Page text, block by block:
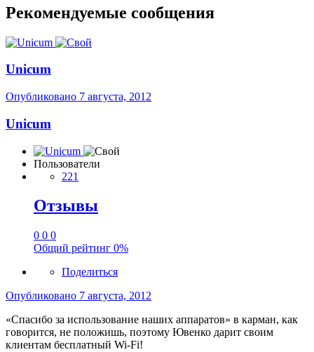
Рекомендуемые сообщения
Unicum
Опубликовано 7 августа, 2012
Unicum
Пользователи
221
Отзывы
0 0 0
Общий рейтинг 0%
Поделиться
Опубликовано 7 августа, 2012
«Спасибо за использование наших аппаратов» в карман, как
говорится, не положишь, поэтому Ювенко дарит своим
клиентам бесплатный Wi-Fi!